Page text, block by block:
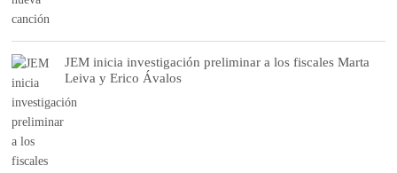
JEM inicia investigación preliminar a los fiscales Marta
Leiva y Erico Ávalos